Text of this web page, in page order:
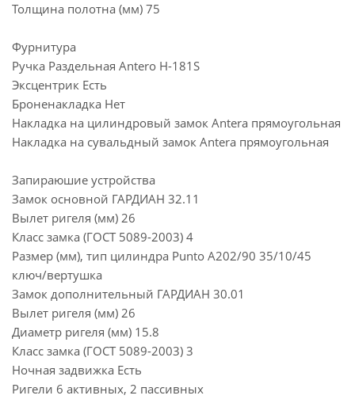
Толщина полотна (мм) 75
Фурнитура
Ручка Раздельная Antero Н-181S
Эксцентрик Есть
Броненакладка Нет
Накладка на цилиндровый замок Antera прямоугольная
Накладка на сувальдный замок Antera прямоугольная
Запираюшие устройства
Замок основной ГАРДИАН 32.11
Вылет ригеля (мм) 26
Класс замка (ГОСТ 5089-2003) 4
Размер (мм), тип цилиндра Punto A202/90 35/10/45
ключ/вертушка
Замок дополнительный ГАРДИАН 30.01
Вылет ригеля (мм) 26
Диаметр ригеля (мм) 15.8
Класс замка (ГОСТ 5089-2003) 3
Ночная задвижка Есть
Ригели 6 активных, 2 пассивных